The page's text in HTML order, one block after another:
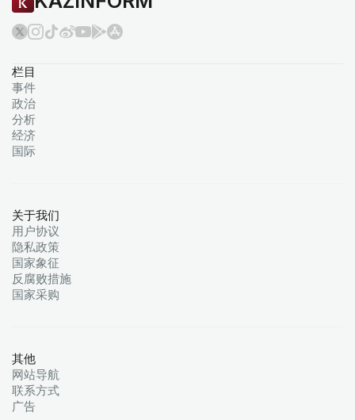
栏目
事件
政治
分析
经济
国际
关于我们
用户协议
隐私政策
国家象征
反腐败措施
国家采购
其他
网站导航
联系方式
广告